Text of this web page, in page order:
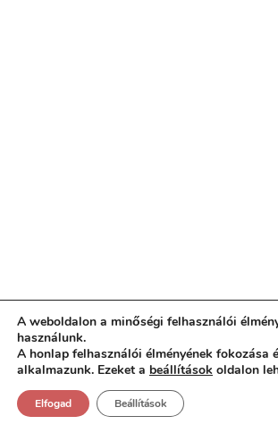
IDŐJÁRÁS
Időjárás, 08 Augusztus
A weboldalon a minőségi felhasználói
használunk.
A honlap felhasználói élményének fokozása
alkalmazunk. Ezeket a beállítások oldalon
Elfogad Beállítások